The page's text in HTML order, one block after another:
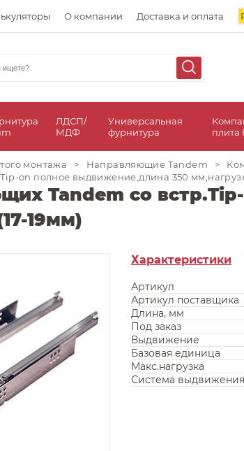
О компании Доставка и оплата
ЛДСП/
МДФ
Универсальная
фурнитура
плита
монтажа > Направляющие Tandem >
on полное выдвижение,длина 350
Tandem со
19мм)
Характеристики
Артикул
Артикул поставщика
Длина, мм
Под заказ
Выдвижение
Базовая единица
Макс.нагрузка
Система выдвижения